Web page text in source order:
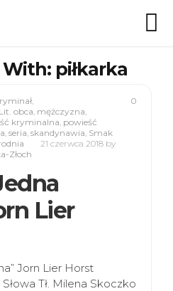
piłkarka
0
,
Lit. obca, mężczyzna,
kryminalna, powieść
, seria, skandynawia, Smak
21 czerwca 2018 by
Złoch
Lier
Jorn Lier Horst
Tł. Milena Skoczko